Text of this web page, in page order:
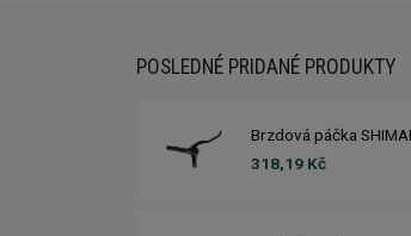
POSLEDNÉ PRIDANÉ PRODUKTY
Brzdová páčka
318,19 Kč